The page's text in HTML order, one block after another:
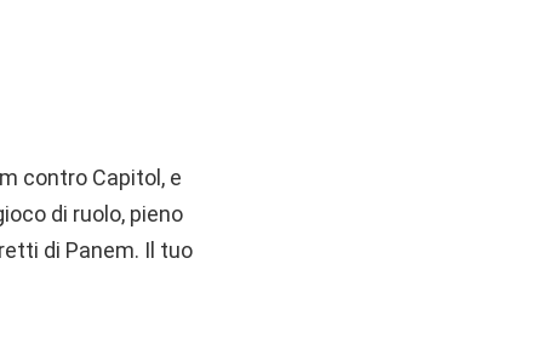
contro Capitol, e
di ruolo, pieno
di Panem. Il tuo